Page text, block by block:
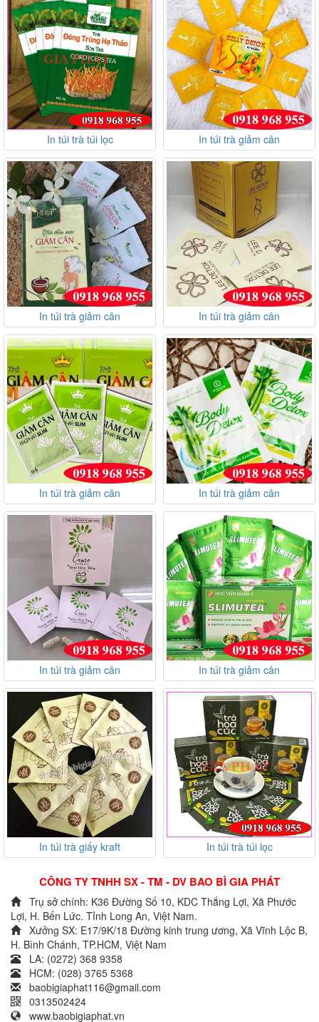
In túi trà túi lọc In túi trà giảm cân
In túi trà giảm cân In túi trà giảm cân
In túi trà giảm cân In túi trà giảm cân
In túi trà giảm cân In túi trà giảm cân
In túi trà giấy kraft In túi trà túi lọc
CÔNG TY TNHH SX - TM - DV BAO BÌ GIA PHÁT
Trụ sở chính: K36 Đường Số 10, KDC Thắng Lợi, Xã Phước
Lợi, H. Bến Lức. Tỉnh Long An, Việt Nam.
Xưởng SX: E17/9K/18 Đường kinh trung ương, Xã Vĩnh Lộc B,
H. Bình Chánh, TP.HCM, Việt Nam
LA: (0272) 368 9358
HCM: (028) 3765 5368
baobigiaphat116@gmail.com
0313502424
www.baobigiaphat.vn